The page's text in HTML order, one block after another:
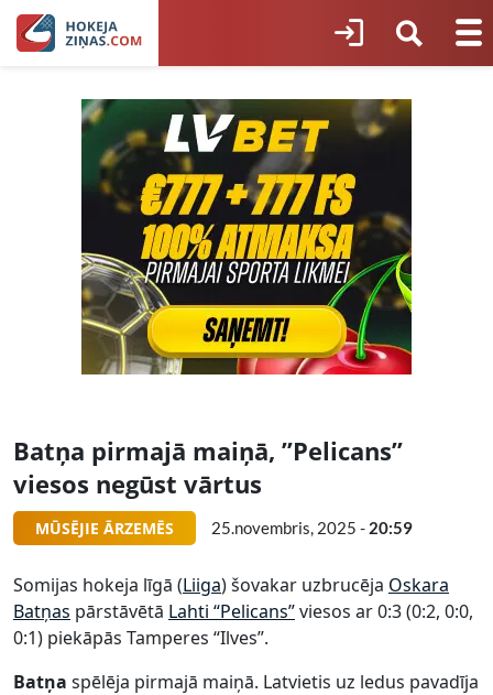
Batņa pirmajā maiņā, ”Pelicans”
viesos negūst vārtus
MŪSĒJIE ĀRZEMĒS 25.novembris, 2025 - 20:59
Somijas hokeja līgā (Liiga) šovakar uzbrucēja Oskara
Batņas pārstāvētā Lahti “Pelicans”viesos ar 0:3 (0:2, 0:0,
0:1) piekāpās Tamperes “Ilves”.
Batņa spēlēja pirmajā maiņā. Latvietis uz ledus pavadīja